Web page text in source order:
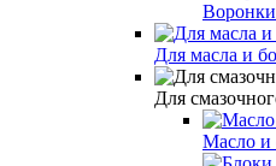
Для масла и
Для
Масло и